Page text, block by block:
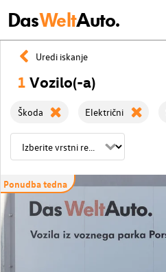
DasWeltAuto.
Uredi iskanje
1 Vozilo(-a)
Škoda Električni
Ponudba tedna